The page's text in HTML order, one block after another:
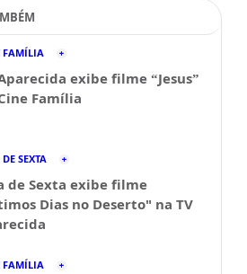
FAMÍLIA
exibe filme “Jesus”
Família
SEXTA
de Sexta exibe filme
Dias no Deserto" na TV
FAMÍLIA